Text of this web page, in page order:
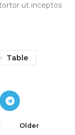
ut inceptos
Table
Older